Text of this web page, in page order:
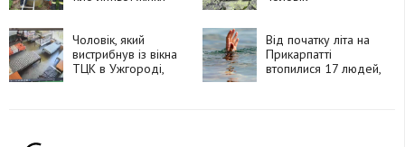
Чоловік, який
вистрибнув із вікна
ТЦК в Ужгороді,
Від початку літа на
Прикарпатті
втопилися 17 людей,